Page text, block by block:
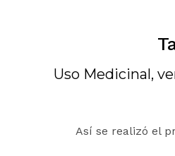
Uso Medicinal,
Así se realizó el